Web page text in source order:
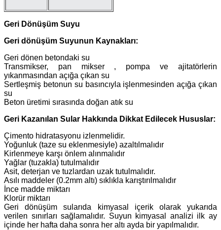
Geri Dönüşüm Suyu
Geri dönüşüm Suyunun Kaynakları:
Geri dönen betondaki su
Transmikser, pan mikser , pompa ve ajitatörlerin
yıkanmasından açığa çıkan su
Sertleşmiş betonun su basıncıyla işlenmesinden açığa çıkan
su
Beton üretimi sırasında doğan atık su
Geri Kazanılan Sular Hakkında Dikkat Edilecek Hususlar:
Çimento hidratasyonu izlenmelidir.
Yoğunluk (taze su eklenmesiyle) azaltılmalıdır
Kirlenmeye karşı önlem alınmalıdır
Yağlar (tuzakla) tutulmalıdır
Asit, deterjan ve tuzlardan uzak tutulmalıdır.
Asılı maddeler (0.2mm altı) sıklıkla karıştırılmalıdır
İnce madde miktarı
Klorür miktarı
Geri dönüşüm sularıda kimyasal içerik olarak yukarıda
verilen sınırları sağlamalıdır. Suyun kimyasal analizi ilk ay
içinde her hafta daha sonra her altı ayda bir yapılmalıdır.